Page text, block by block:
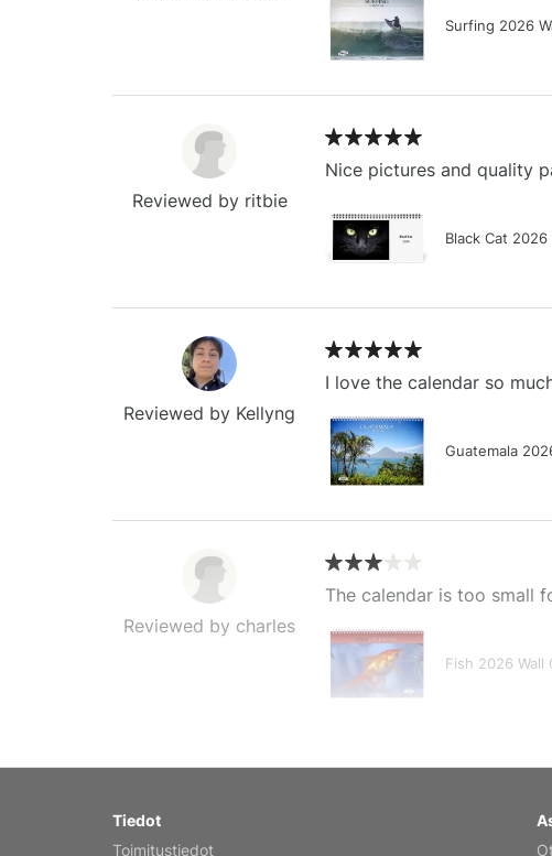
Surfing 2026
Reviewed by ritbie
Nice pictures and quality
Black Cat
Reviewed by Kellyng
I love the calendar so
Guatemala
Reviewed by charles
The calendar is too small
Fish 2026 Wall
Tiedot
Toimitustiedot